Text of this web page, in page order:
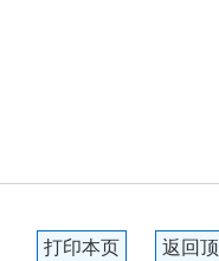
打印本页 返回